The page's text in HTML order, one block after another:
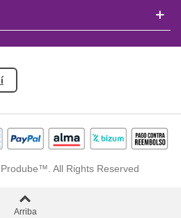
All Rights Reserved
Arriba